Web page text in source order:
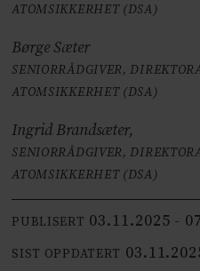
ATOMSIKKERHET (DSA)
Børge Sæter
SENIORRÅDGIVER,
ATOMSIKKERHET (DSA)
Ingrid Brandsæter,
SENIORRÅDGIVER,
ATOMSIKKERHET (DSA)
PUBLISERT 03.11.2025 -
SIST OPPDATERT